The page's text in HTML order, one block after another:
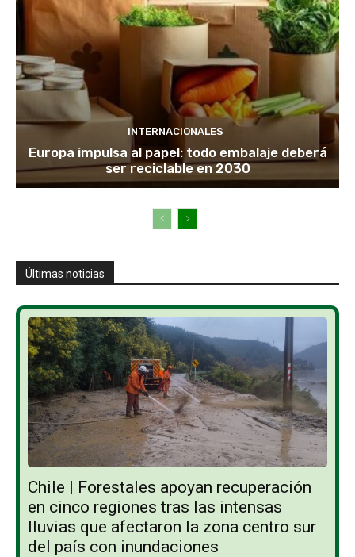
INTERNACIONALES
Europa impulsa al papel: todo embalaje deberá
ser reciclable en 2030
Últimas noticias
Chile | Forestales apoyan recuperación
en cinco regiones tras las intensas
lluvias que afectaron la zona centro sur
del país con inundaciones